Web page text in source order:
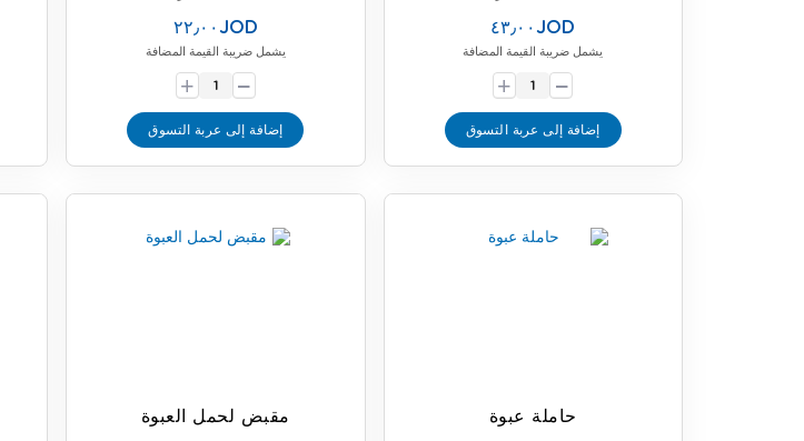
٤٣٫٠٠JOD
يشمل ضريبة القيمة المضافة
-
+
إضافة إلى عربة التسوق
٢٢٫٠٠JOD
يشمل ضريبة القيمة المضافة
-
+
إضافة إلى عربة التسوق
حاملة عبوة مقبض لحمل العبوة